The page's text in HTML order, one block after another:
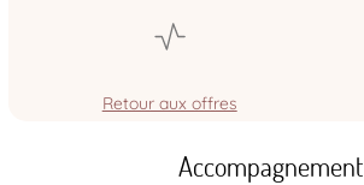
Retour aux offres
Accompagnement